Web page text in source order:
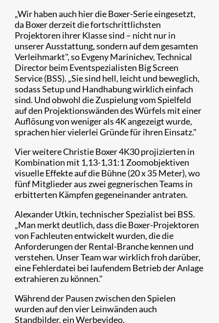
„Wir haben auch hier die Boxer-Serie eingesetzt,
da Boxer derzeit die fortschrittlichsten
Projektoren ihrer Klasse sind – nicht nur in
unserer Ausstattung, sondern auf dem gesamten
Verleihmarkt", so Evgeny Marinichev, Technical
Director beim Eventspezialisten Big Screen
Service (BSS). „Sie sind hell, leicht und beweglich,
sodass Setup und Handhabung wirklich einfach
sind. Und obwohl die Zuspielung vom Spielfeld
auf den Projektionswänden des Würfels mit einer
Auflösung von weniger als 4K angezeigt wurde,
sprachen hier vielerlei Gründe für ihren Einsatz."
Vier weitere Christie Boxer 4K30 projizierten in
Kombination mit 1,13-1,31:1 Zoomobjektiven
visuelle Effekte auf die Bühne (20 x 35 Meter), wo
fünf Mitglieder aus zwei gegnerischen Teams in
erbitterten Kämpfen gegeneinander antraten.
Alexander Utkin, technischer Spezialist bei BSS.
„Man merkt deutlich, dass die Boxer-Projektoren
von Fachleuten entwickelt wurden, die die
Anforderungen der Rental-Branche kennen und
verstehen. Unser Team war wirklich froh darüber,
eine Fehlerdatei bei laufendem Betrieb der Anlage
extrahieren zu können."
Während der Pausen zwischen den Spielen
wurden auf den vier Leinwänden auch
Standbilder, ein Werbevideo,